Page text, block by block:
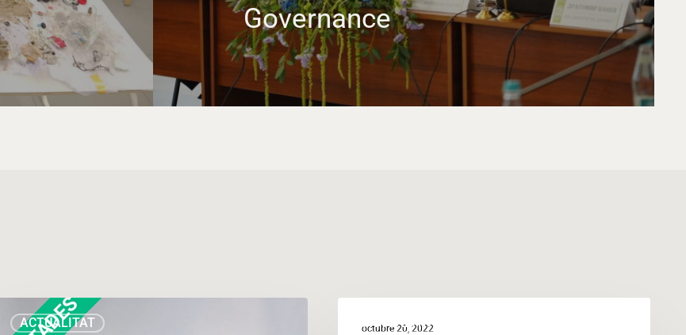
Governance
ACTUALITAT
ESGOTADES
ACTUALITAT
octubre 20, 2022